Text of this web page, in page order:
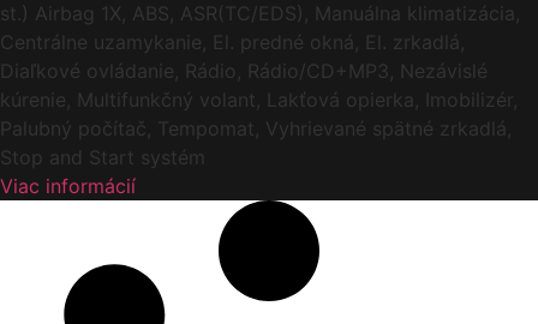
st.) Airbag 1X, ABS, ASR(TC/EDS), Manuálna klimatizácia,
Centrálne uzamykanie, El. predné okná, El. zrkadlá,
Diaľkové ovládanie, Rádio, Rádio/CD+MP3, Nezávislé
kúrenie, Multifunkčný volant, Lakťová opierka, Imobilizér,
Palubný počítač, Tempomat, Vyhrievané spätné zrkadlá,
Stop and Start systém
Viac informácií